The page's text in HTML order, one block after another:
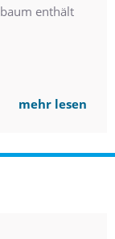
enthält
mehr lesen